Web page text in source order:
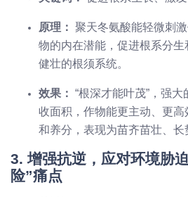
原理： 聚天冬氨酸能轻微刺
物的内在潜能，促进根系分生
健壮的根须系统。
效果： “根深才能叶茂”，强
收面积，作物能更主动、更
和养分，表现为苗齐苗壮、长
3. 增强抗逆，应对环境胁
险”痛点